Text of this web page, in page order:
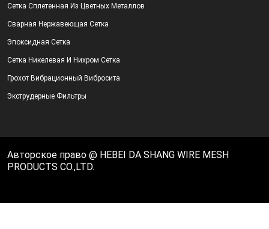
Сетка Сплетенная Из Цветных Металлов
Сварная Нержавеющая Сетка
Эпоксидная Сетка
Сетка Никелевая И Нихром Сетка
Грохот Вибрационный Вибросита
Экструдерные Фильтры
Авторское право @ HEBEI DA SHANG WIRE MESH
PRODUCTS CO.,LTD.